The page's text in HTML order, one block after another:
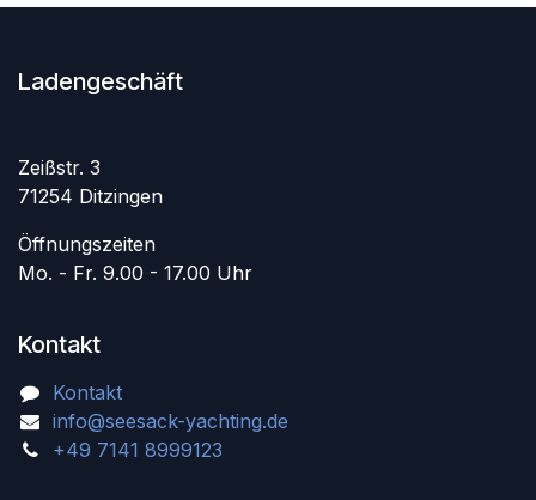
Ladengeschäft
Zeißstr. 3
71254 Ditzingen
Öffnungszeiten
Mo. - Fr. 9.00 - 17.00 Uhr
Kontakt
Kontakt
info@seesack-yachting.de
+49 7141 8999123